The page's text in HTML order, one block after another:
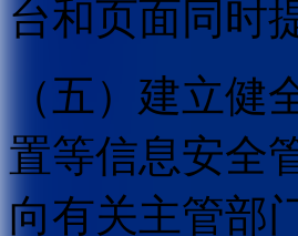
台和页面同时
（五）建立
置等信息安全
向有关主管部